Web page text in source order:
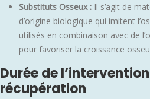
Substituts Osseux : Il s’agit de
d’origine biologique qui imitent
utilisés en combinaison avec de
pour favoriser la croissance
Durée de
récupération